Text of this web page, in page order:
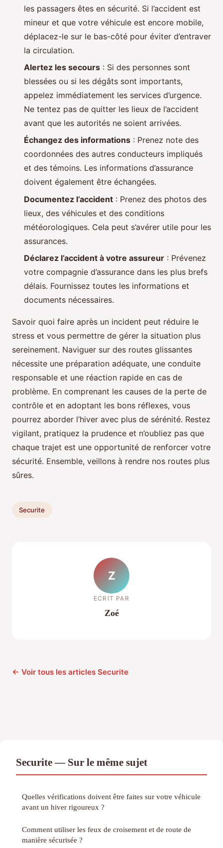
les passagers êtes en sécurité. Si l’accident est
mineur et que votre véhicule est encore mobile,
déplacez-le sur le bas-côté pour éviter d’entraver
la circulation.
Alertez les secours : Si des personnes sont
blessées ou si les dégâts sont importants,
appelez immédiatement les services d’urgence.
Ne tentez pas de quitter les lieux de l’accident
avant que les autorités ne soient arrivées.
Échangez des informations : Prenez note des
coordonnées des autres conducteurs impliqués
et des témoins. Les informations d’assurance
doivent également être échangées.
Documentez l’accident : Prenez des photos des
lieux, des véhicules et des conditions
météorologiques. Cela peut s’avérer utile pour les
assurances.
Déclarez l’accident à votre assureur : Prévenez
votre compagnie d’assurance dans les plus brefs
délais. Fournissez toutes les informations et
documents nécessaires.
Savoir quoi faire après un incident peut réduire le
stress et vous permettre de gérer la situation plus
sereinement. Naviguer sur des routes glissantes
nécessite une préparation adéquate, une conduite
responsable et une réaction rapide en cas de
problème. En comprenant les causes de la perte de
contrôle et en adoptant les bons réflexes, vous
pourrez aborder l’hiver avec plus de sérénité. Restez
vigilant, pratiquez la prudence et n’oubliez pas que
chaque trajet est une opportunité de renforcer votre
sécurité. Ensemble, veillons à rendre nos routes plus
sûres.
Securite
Z
ECRIT PAR
Zoé
← Voir tous les articles Securite
Securite — Sur le même sujet
Quelles vérifications doivent être faites sur votre véhicule
avant un hiver rigoureux ?
Comment utiliser les feux de croisement et de route de
manière sécurisée ?